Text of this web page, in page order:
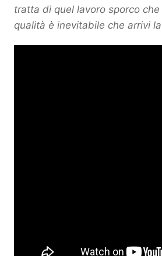
tratta di quel lavoro sporco
qualità è inevitabile che arrivi